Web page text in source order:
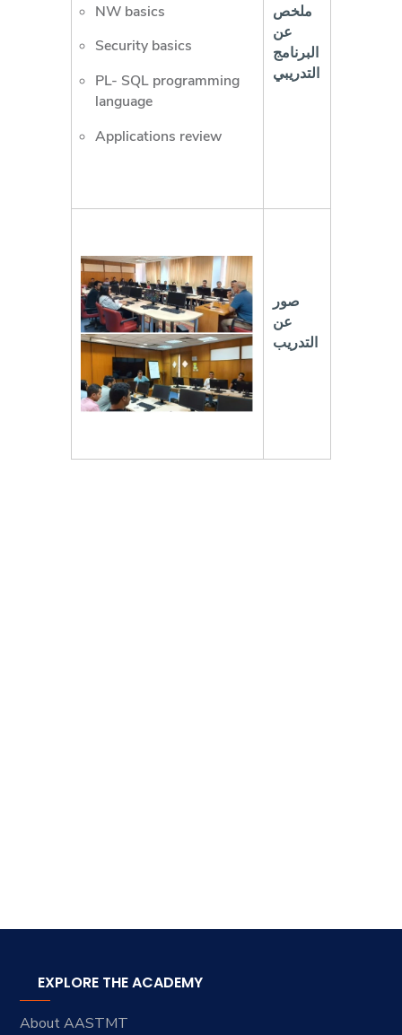
NW basics
Security basics
PL- SQL programming
language
Applications review
ملخص
عن
البرنامج
التدريبي
صور
عن
التدريب
EXPLORE THE ACADEMY
About AASTMT